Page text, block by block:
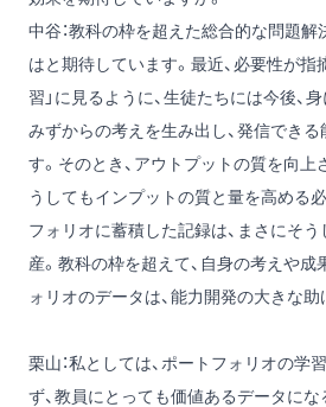
中谷：教科の枠を超えた総合的な問題
はと期待しています。最近、必要性が指
習」に見るように、生徒たちには今後、
みずからの考えを生み出し、発信でき
す。そのとき、アウトプットの質を向上
うしてもインプットの質と量を高める
フォリオに蓄積した記録は、まさにそ
産。教科の枠を超えて、自身の考えや
ォリオのデータは、能力開発の大きな助
栗山：私としては、ポートフォリオの学
ず、教員にとっても価値あるデータに